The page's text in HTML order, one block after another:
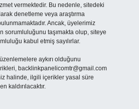
vermektedir. Bu nedenle, sitedeki
denetleme veya araştırma
Ancak, üyelerimiz
sorumluluğunu taşımakta olup, siteye
kabul etmiş sayılırlar.
aykırı olduğunu
backlinkpanelicomtr@gmail.com
halinde, ilgili içerikler yasal süre
kaldırılacaktır.